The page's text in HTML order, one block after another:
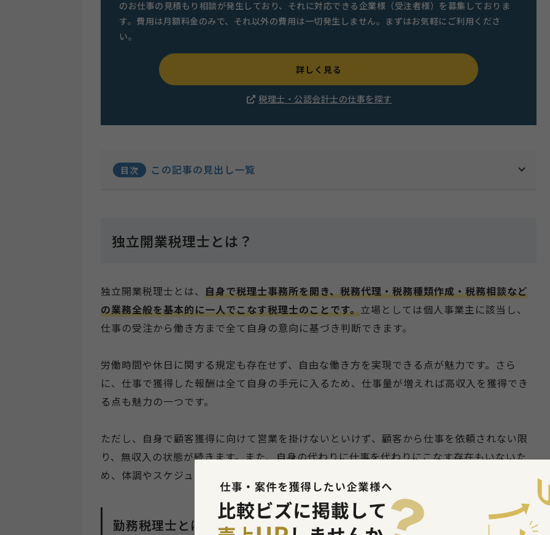
のお仕事の見積もり相談が発生しており、それに対応できる企業様（受注者様）を募集しておりま
す。費用は月額料金のみで、それ以外の費用は一切発生しません。まずはお気軽にご利用くださ
い。
詳しく見る
税理士・公認会計士の仕事を探す
目次 この記事の見出し一覧
独立開業税理士とは？
独立開業税理士とは、 自身で税理士事務所を開き、税務代理・税務種類作成・税務相談など
の業務全般を基本的に一人でこなす税理士のことです。立場としては個人事業主に該当し、
仕事の受注から働き方まで全て自身の意向に基づき判断できます。
労働時間や休日に関する規定も存在せず、自由な働き方を実現できる点が魅力です。さら
に、仕事で獲得した報酬は全て自身の手元に入るため、仕事量が増えれば高収入を獲得でき
る点も魅力の一つです。
ただし、自身で顧客獲得に向けて営業を掛けないといけず、顧客から仕事を依頼されない限
り、無収入の状態が続きます。また、自身の代わりに仕事を代わりにこなす存在もいないた
め、体調やスケジュールを管理する能力も重要です。
勤務税理士とは